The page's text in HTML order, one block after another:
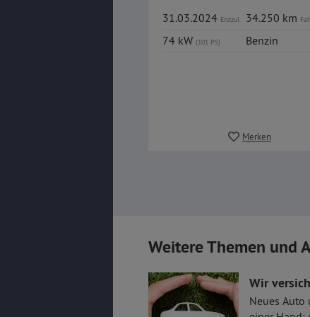
31.03.2024 Erstzul. 34.250 km
74 kW (101 PS) Benzin
Merken
Weitere Themen und
Wir
Neues Auto